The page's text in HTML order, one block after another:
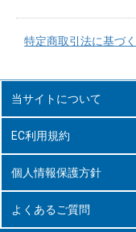
特定商取引法に基づ
当サイトについて
EC利用規約
個人情報保護方針
よくあるご質問